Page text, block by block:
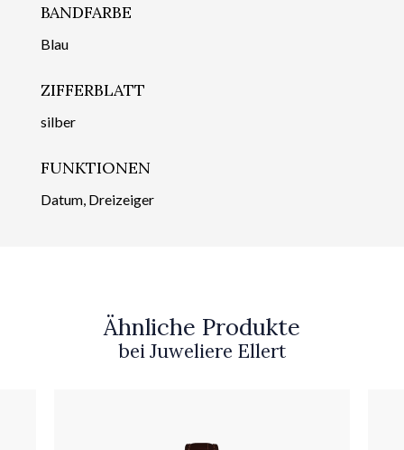
BANDFARBE
Blau
ZIFFERBLATT
silber
FUNKTIONEN
Datum, Dreizeiger
Ähnliche Produkte
bei Juweliere Ellert